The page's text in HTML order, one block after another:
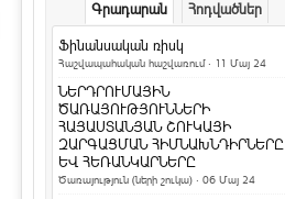
Ի՞նչ դաջվածքներ են
նախընտրում հայերը և
արդյո՞ք հասկանու...
Երկնագույն աչքերով կատուն
համացանցի աստղ է դարձել
Տեսանյութեր / Ֆոտո
Ամանոր 2016` Կարմիր կամ Կրակե
Գրադարան Հոդվածներ
Ֆինանսական ռիսկ
Հաշվապահական հաշվառում· 11 Մայ 24
ՆԵՐԴՐՈՒՄԱՅԻՆ
ԾԱՌԱՅՈՒԹՅՈՒՆՆԵՐԻ
ՀԱՅԱՍՏԱՆՅԱՆ ՇՈՒԿԱՅԻ
ԶԱՐԳԱՑՄԱՆ ՀԻՄՆԱԽՆԴԻՐՆԵՐԸ
ԵՎ ՀԵՌԱՆԿԱՐՆԵՐԸ
Ծառայություն (ների շուկա) · 06 Մայ 24